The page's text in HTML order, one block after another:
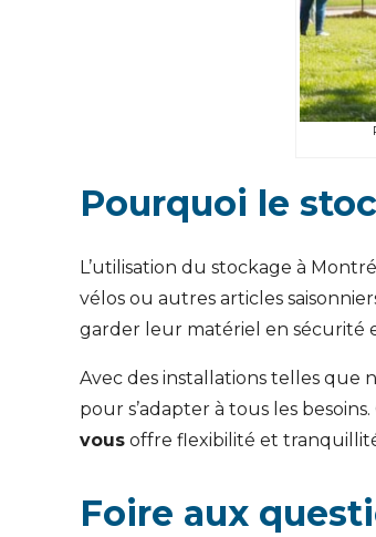
Pourquoi le
L’utilisation du stockage à
vélos ou autres articles
garder leur matériel en sécurité
Avec des installations telles que
pour s’adapter à tous les
vous offre flexibilité et
Foire aux